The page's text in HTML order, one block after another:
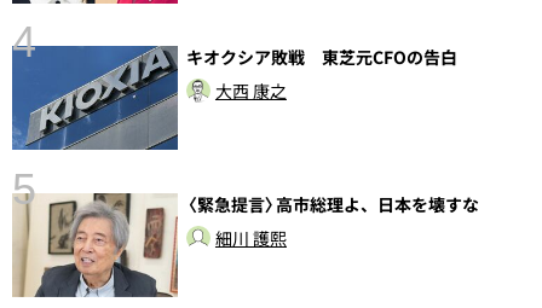
4
キオクシア敗戦 東芝元CFOの告白
大西 康之
5
〈緊急提言〉高市総理よ、日本を壊すな
細川 護熙